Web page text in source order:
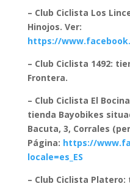
– Club Ciclista Los
Hinojos. Ver:
https://
– Club Ciclista 1492:
Frontera.
– Club Ciclista El
tienda Bayobikes
Bacuta, 3, Corrales
Página: https://
locale=es_ES
– Club Ciclista